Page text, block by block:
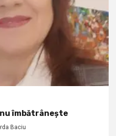
îmbătrânește
Baciu